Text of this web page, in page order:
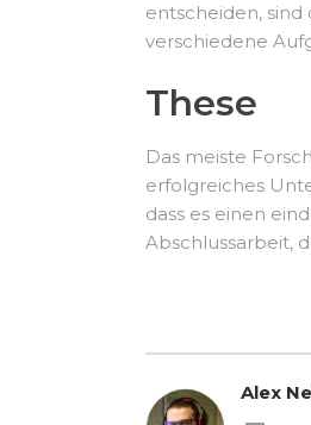
entscheiden,
verschiedene
These
Das meiste
erfolgreiches
dass es einen
Abschlussarbeit,
Alex